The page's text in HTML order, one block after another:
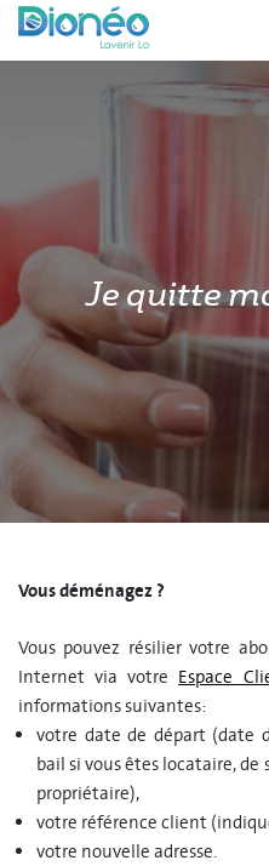
Je quitte
Vous déménagez ?
Vous pouvez résilier votre
Internet via votre Espace
informations suivantes:
votre date de départ (date
bail si vous êtes locataire,
propriétaire),
votre référence client
votre nouvelle adresse.